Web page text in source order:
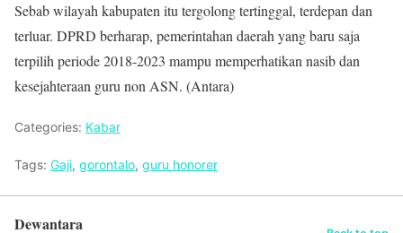
Sebab wilayah kabupaten itu tergolong tertinggal, terdepan dan
terluar. DPRD berharap, pemerintahan daerah yang baru saja
terpilih periode 2018-2023 mampu memperhatikan nasib dan
kesejahteraan guru non ASN. (Antara)
Categories: Kabar
Tags: Gaji, gorontalo, guru honorer
Dewantara